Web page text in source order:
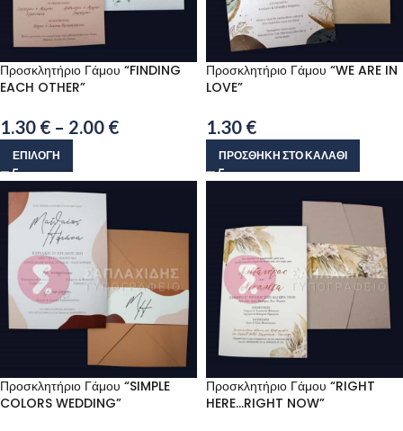
Προσκλητήριο Γάμου “FINDING
EACH OTHER”
1.30 € – 2.00 €
ΕΠΙΛΟΓΉ
Προσκλητήριο Γάμου “WE ARE IN
LOVE”
1.30 €
ΠΡΟΣΘΉΚΗ ΣΤΟ ΚΑΛΆΘΙ
Προσκλητήριο Γάμου “SIMPLE
COLORS WEDDING”
Προσκλητήριο Γάμου “RIGHT
HERE…RIGHT NOW”